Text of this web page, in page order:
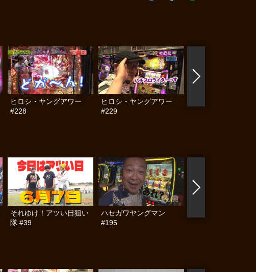
ヒロシ・ヤングアワー
#228
ヒロシ・ヤングアワー
#229
それゆけ！アツい日狙い
隊 #39
ハセガワヤングマン
#195